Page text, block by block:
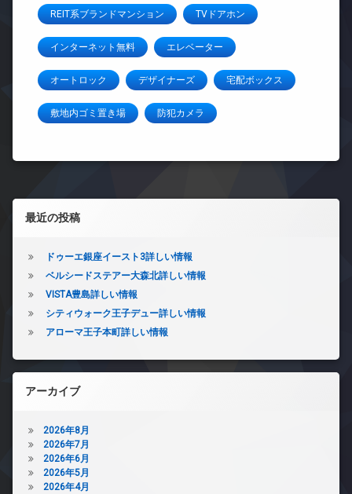
REIT系ブランドマンション TVドアホン
インターネット無料 エレベーター
オートロック デザイナーズ 宅配ボックス
敷地内ゴミ置き場 防犯カメラ
左サイドバー
最近の投稿
ドゥーエ銀座イースト3詳しい情報
ベルシードステアー大森北詳しい情報
VISTA豊島詳しい情報
シティウォーク王子デュー詳しい情報
アローマ王子本町詳しい情報
アーカイブ
2026年8月
2026年7月
2026年6月
2026年5月
2026年4月